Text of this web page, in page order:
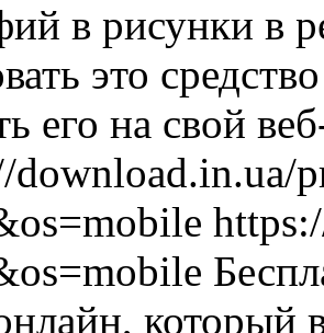
в рисунки в
это
его на свой
download.in.ua/
который